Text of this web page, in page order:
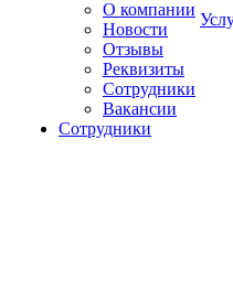
О компании
Новости
Отзывы
Реквизиты
Сотрудники
Вакансии
Сотрудники